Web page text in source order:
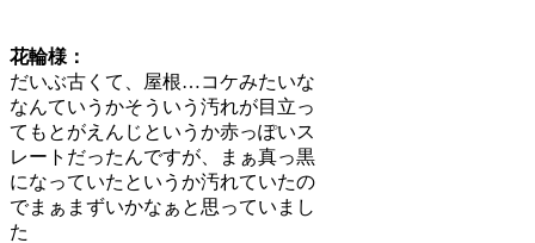
花輪様：
だいぶ古くて、屋根…コケみたいな
なんていうかそういう汚れが目立っ
てもとがえんじというか赤っぽいス
レートだったんですが、まぁ真っ黒
になっていたというか汚れていたの
でまぁまずいかなぁと思っていまし
た